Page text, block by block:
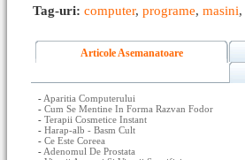
Tag-uri: computer, programe, masini,
Articole Asemanatoare
- Aparitia Computerului
- Cum Se Mentine In Forma Razvan Fodor
- Terapii Cosmetice Instant
- Harap-alb - Basm Cult
- Ce Este Coreea
- Adenomul De Prostata